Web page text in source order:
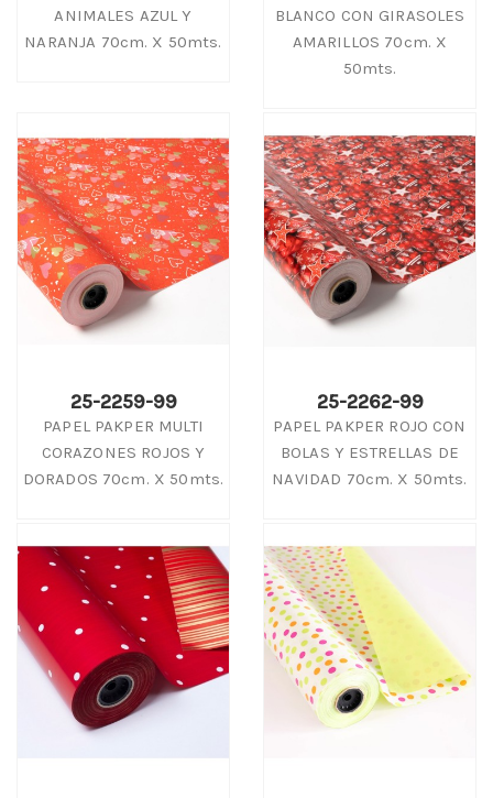
ANIMALES AZUL Y
NARANJA 70cm. X 50mts.
BLANCO CON GIRASOLES
AMARILLOS 70cm. X
50mts.
25-2259-99
PAPEL PAKPER MULTI
CORAZONES ROJOS Y
DORADOS 70cm. X 50mts.
25-2262-99
PAPEL PAKPER ROJO CON
BOLAS Y ESTRELLAS DE
NAVIDAD 70cm. X 50mts.